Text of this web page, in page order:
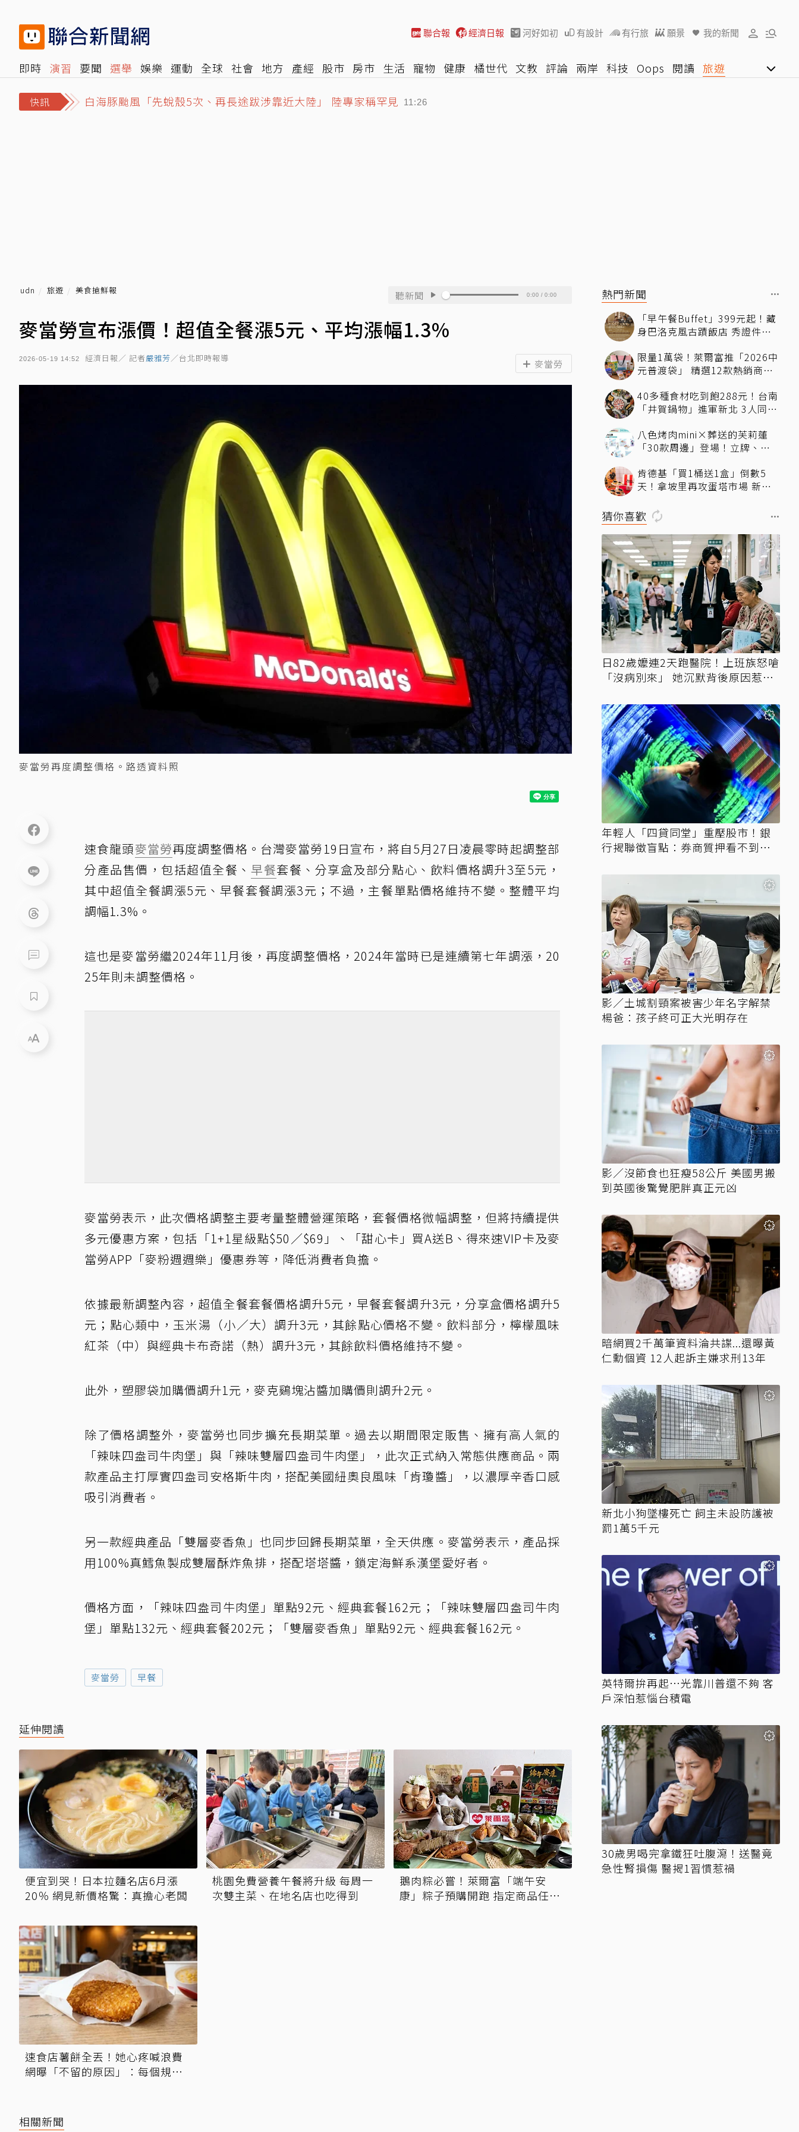
聯合報 經濟日報 河好如初 有設計 有行旅 願景 我的新聞
即時 演習 要聞 選舉 娛樂 運動 全球 社會 地方 產經 股市 房市 生活 寵物 健康 橘世代 文教 評論 兩岸 科技 Oops 閱讀 旅遊
快訊
白海豚颱風「先蛻殼5次、再長途跋涉靠近大陸」 陸專家稱罕見
Google Chrome終於可看Netflix 4K影片！快更新瀏覽器、還要符合條件才能用
udn 旅遊 美食搶鮮報 聽新聞 0:00 / 0:00
麥當勞宣布漲價！超值全餐漲5元、平均漲幅1.3%
2026-05-19 14:52 經濟日報／ 記者嚴雅芳／台北即時報導 麥當勞
麥當勞再度調整價格。路透資料照
速食龍頭麥當勞再度調整價格。台灣麥當勞19日宣布，將自5月27日凌晨零時起調整部
分產品售價，包括超值全餐、早餐套餐、分享盒及部分點心、飲料價格調升3至5元，
其中超值全餐調漲5元、早餐套餐調漲3元；不過，主餐單點價格維持不變。整體平均
調幅1.3%。
這也是麥當勞繼2024年11月後，再度調整價格，2024年當時已是連續第七年調漲，20
25年則未調整價格。
麥當勞表示，此次價格調整主要考量整體營運策略，套餐價格微幅調整，但將持續提供
多元優惠方案，包括「1+1星級點$50／$69」、「甜心卡」買A送B、得來速VIP卡及麥
當勞APP「麥粉週週樂」優惠券等，降低消費者負擔。
依據最新調整內容，超值全餐套餐價格調升5元，早餐套餐調升3元，分享盒價格調升5
元；點心類中，玉米湯（小／大）調升3元，其餘點心價格不變。飲料部分，檸檬風味
紅茶（中）與經典卡布奇諾（熱）調升3元，其餘飲料價格維持不變。
此外，塑膠袋加購價調升1元，麥克鷄塊沾醬加購價則調升2元。
除了價格調整外，麥當勞也同步擴充長期菜單。過去以期間限定販售、擁有高人氣的
「辣味四盎司牛肉堡」與「辣味雙層四盎司牛肉堡」，此次正式納入常態供應商品。兩
款產品主打厚實四盎司安格斯牛肉，搭配美國紐奧良風味「肯瓊醬」，以濃厚辛香口感
吸引消費者。
另一款經典產品「雙層麥香魚」也同步回歸長期菜單，全天供應。麥當勞表示，產品採
用100%真鱈魚製成雙層酥炸魚排，搭配塔塔醬，鎖定海鮮系漢堡愛好者。
價格方面，「辣味四盎司牛肉堡」單點92元、經典套餐162元；「辣味雙層四盎司牛肉
堡」單點132元、經典套餐202元；「雙層麥香魚」單點92元、經典套餐162元。
麥當勞 早餐
延伸閱讀
便宜到哭！日本拉麵名店6月漲
20％ 網見新價格驚：真擔心老闆
桃園免費營養午餐將升級 每周一
次雙主菜、在地名店也吃得到
鵝肉粽必嘗！萊爾富「端午安
康」粽子預購開跑 指定商品任選
速食店薯餅全丟！她心疼喊浪費
網曝「不留的原因」：每個規定
相關新聞
熱門新聞
「早午餐Buffet」399元起！藏
身巴洛克風古蹟飯店 秀證件再
限量1萬袋！萊爾富推「2026中
元普渡袋」 精選12款熱銷商品
40多種食材吃到飽288元！台南
「井賀鍋物」進軍新北 3人同行
八色烤肉mini×葬送的芙莉蓮
「30款周邊」登場！立牌、鑰
肯德基「買1桶送1盒」倒數5
天！拿坡里再攻蛋塔市場 新品
省71元
猜你喜歡
日82歲嬤連2天跑醫院！上班族怒嗆
「沒病別來」 她沉默背後原因惹鼻
年輕人「四貸同堂」重壓股市！銀
行揭聯徵盲點：券商質押看不到、
影／土城割頸案被害少年名字解禁
楊爸：孩子終可正大光明存在
影／沒節食也狂瘦58公斤 美國男搬
到英國後驚覺肥胖真正元凶
暗網買2千萬筆資料淪共諜...還曝黃
仁勳個資 12人起訴主嫌求刑13年
新北小狗墜樓死亡 飼主未設防護被
罰1萬5千元
英特爾拚再起…光靠川普還不夠 客
戶深怕惹惱台積電
30歲男喝完拿鐵狂吐腹瀉！送醫竟
急性腎損傷 醫揭1習慣惹禍